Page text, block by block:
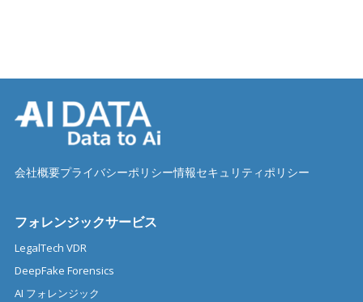
会社概要プライバシーポリシー情報セキュリティポリシー
フォレンジックサービス
LegalTech VDR
DeepFake Forensics
AI フォレンジック